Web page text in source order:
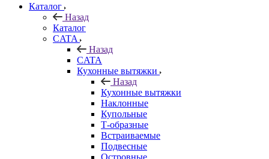
Каталог
Назад
Каталог
CATA
Назад
CATA
Кухонные вытяжки
Назад
Кухонные вытяжки
Наклонные
Купольные
Т-образные
Встраиваемые
Подвесные
Островные